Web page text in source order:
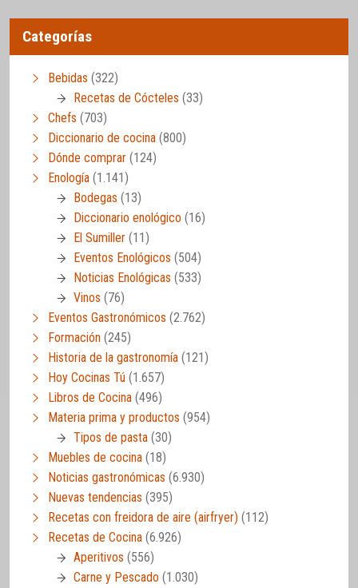
Categorías
Bebidas (322)
Recetas de Cócteles (33)
Chefs (703)
Diccionario de cocina (800)
Dónde comprar (124)
Enología (1.141)
Bodegas (13)
Diccionario enológico (16)
El Sumiller (11)
Eventos Enológicos (504)
Noticias Enológicas (533)
Vinos (76)
Eventos Gastronómicos (2.762)
Formación (245)
Historia de la gastronomía (121)
Hoy Cocinas Tú (1.657)
Libros de Cocina (496)
Materia prima y productos (954)
Tipos de pasta (30)
Muebles de cocina (18)
Noticias gastronómicas (6.930)
Nuevas tendencias (395)
Recetas con freidora de aire (airfryer) (112)
Recetas de Cocina (6.926)
Aperitivos (556)
Carne y Pescado (1.030)